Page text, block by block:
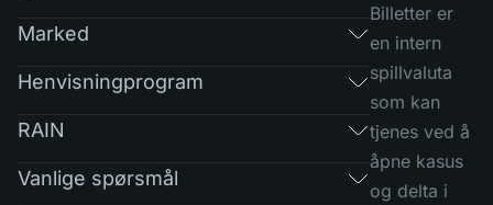
Marked
Henvisningprogram
RAIN
Vanlige spørsmål
Billetter er
en intern
spillvaluta
som kan
tjenes ved å
åpne kasus
og delta i